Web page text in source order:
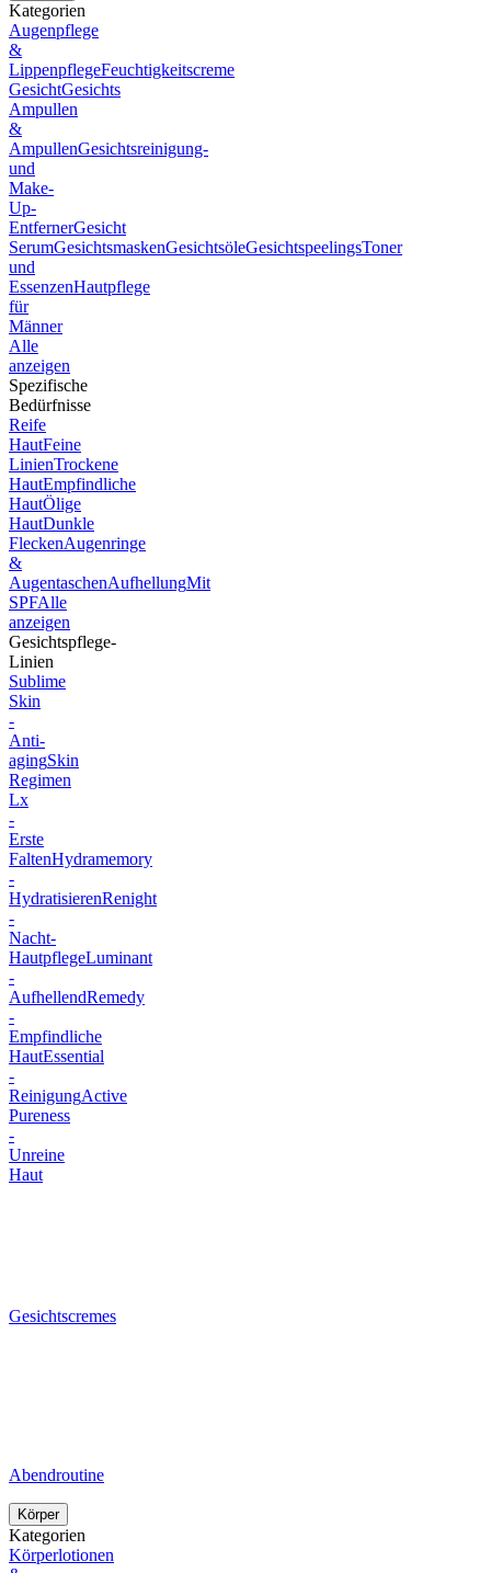
Kategorien
Augenpflege
&
LippenpflegeFeuchtigkeitscreme
GesichtGesichts
Ampullen
&
AmpullenGesichtsreinigung-
und
Make-
Up-
EntfernerGesicht
SerumGesichtsmaskenGesichtsöleGesichtspeelingsToner
und
EssenzenHautpflege
für
Männer
Alle
anzeigen
Spezifische
Bedürfnisse
Reife
HautFeine
LinienTrockene
HautEmpfindliche
HautÖlige
HautDunkle
FleckenAugenringe
&
AugentaschenAufhellungMit
SPFAlle
anzeigen
Gesichtspflege-
Linien
Sublime
Skin
-
Anti-
agingSkin
Regimen
Lx
-
Erste
FaltenHydramemory
-
HydratisierenRenight
-
Nacht-
HautpflegeLuminant
-
AufhellendRemedy
-
Empfindliche
HautEssential
-
ReinigungActive
Pureness
-
Unreine
Haut
Gesichtscremes
Abendroutine
Körper
Kategorien
Körperlotionen